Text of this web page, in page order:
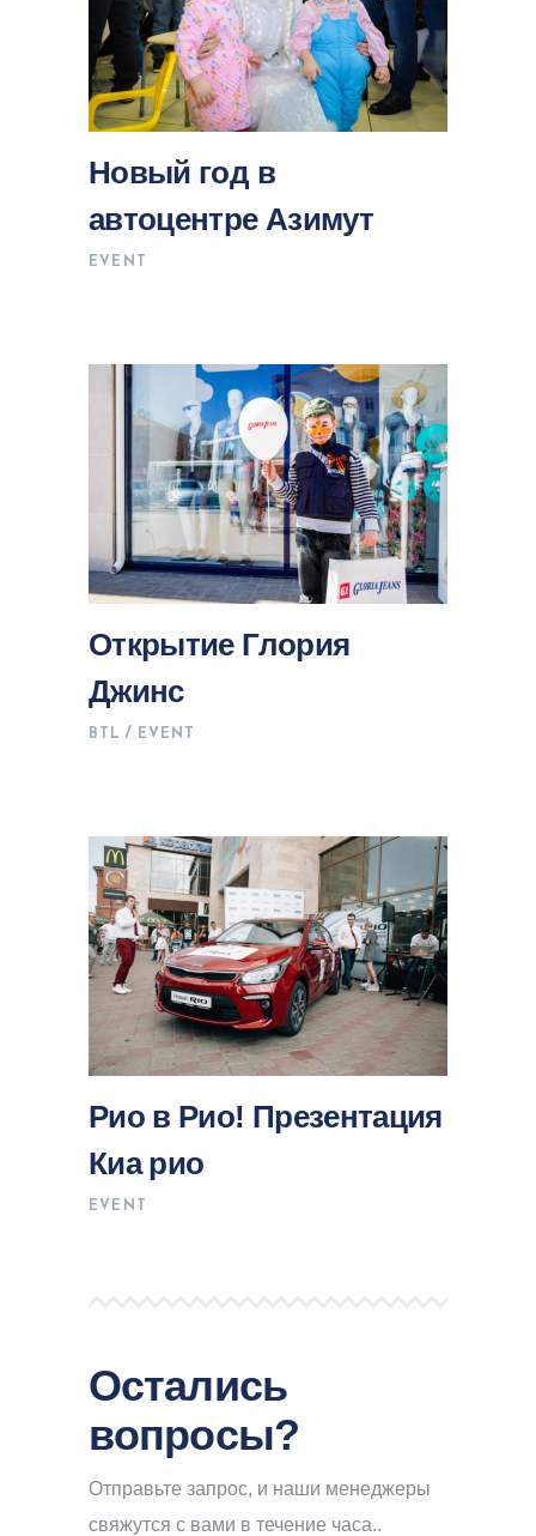
Новый год в
автоцентре Азимут
EVENT
Открытие Глория
Джинс
BTL EVENT
Рио в Рио! Презентация
Киа рио
EVENT
Остались
вопросы?
Отправьте запрос, и наши менеджеры
свяжутся с вами в течение часа..